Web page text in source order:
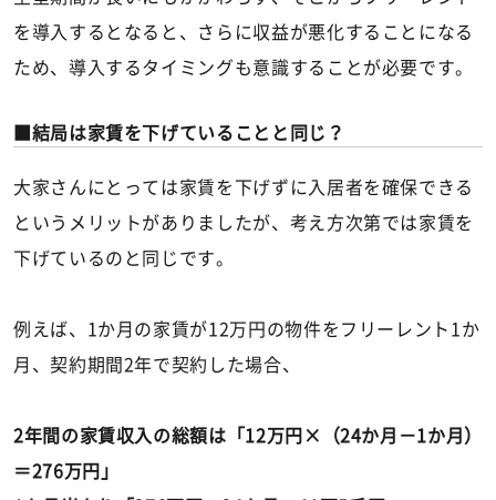
を導入するとなると、さらに収益が悪化することになる
ため、導入するタイミングも意識することが必要です。
結局は家賃を下げていることと同じ？
大家さんにとっては家賃を下げずに入居者を確保できる
というメリットがありましたが、考え方次第では家賃を
下げているのと同じです。
例えば、1か月の家賃が12万円の物件をフリーレント1か
月、契約期間2年で契約した場合、
2年間の家賃収入の総額は「12万円×（24か月－1か月）
＝276万円」